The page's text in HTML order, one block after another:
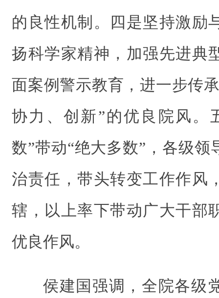
的良性机制。四是坚持激励
扬科学家精神，加强先进典
面案例警示教育，进一步传
协力、创新”的优良院风。
数”带动“绝大多数”，各级领
治责任，带头转变工作作风
辖，以上率下带动广大干部
优良作风。
侯建国强调，全院各级